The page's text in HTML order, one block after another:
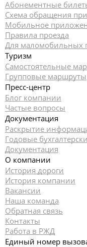
Абонементные
Схема обращения
Мобильное
Правила проезда
Для маломобильных
Туризм
Самостоятельные
Групповые маршруты
Пресс-центр
Блог компании
Частые вопросы
Документация
Раскрытие
Годовые
Документация
О компании
История дороги
История компании
Вакансии
Наша команда
Обратная связь
Контакты
Работа в РЖД
Единый номер